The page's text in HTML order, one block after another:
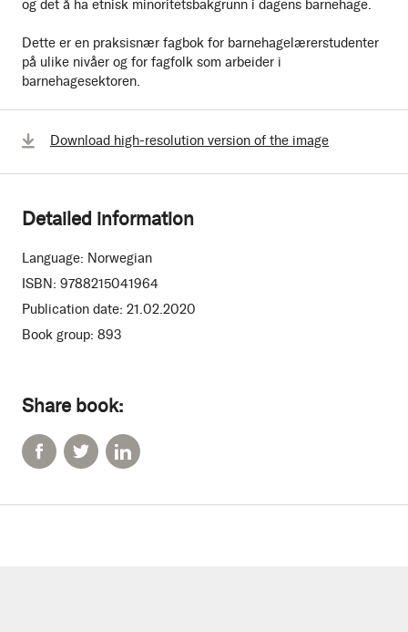
og det å ha etnisk minoritetsbakgrunn i dagens barnehage.
Dette er en praksisnær fagbok for barnehagelærerstudenter
på ulike nivåer og for fagfolk som arbeider i
barnehagesektoren.
Share book:
Download high-resolution version of the image
Detailed information
Language: Norwegian
ISBN: 9788215041964
Publication date: 21.02.2020
Book group: 893